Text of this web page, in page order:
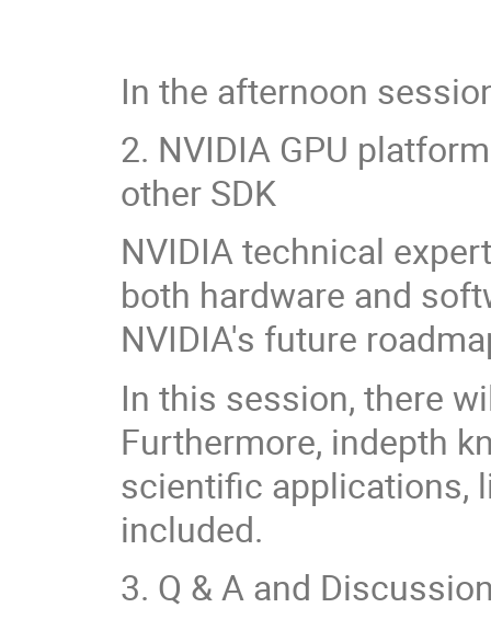
In the afternoon
2. NVIDIA GPU
other SDK
NVIDIA technical
both hardware and
NVIDIA's future
In this session, there
Furthermore, indepth
scientific applications,
included.
3. Q & A and